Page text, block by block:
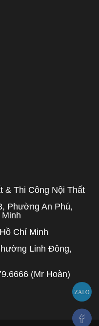
& Thi Công Nội Thất
Phường An Phú,
Chí Minh
Linh Đông,
(Mr Hoàn)